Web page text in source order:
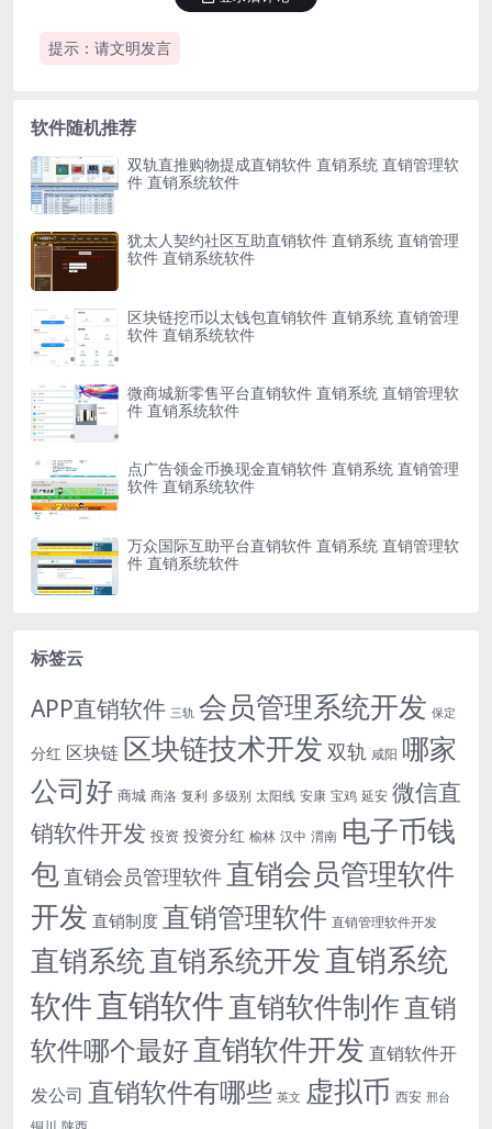
提示：请文明发言
软件随机推荐
双轨直推购物提成直销软件 直销系统 直销管理软
件 直销系统软件
犹太人契约社区互助直销软件 直销系统 直销管理
软件 直销系统软件
区块链挖币以太钱包直销软件 直销系统 直销管理
软件 直销系统软件
微商城新零售平台直销软件 直销系统 直销管理软
件 直销系统软件
点广告领金币换现金直销软件 直销系统 直销管理
软件 直销系统软件
万众国际互助平台直销软件 直销系统 直销管理软
件 直销系统软件
标签云
APP直销软件 三轨 会员管理系统开发 保定
分红 区块链 区块链技术开发 双轨 咸阳 哪家
公司好 商城 商洛 复利 多级别 太阳线 安康 宝鸡 延安 微信直
销软件开发 投资 投资分红 榆林 汉中 渭南 电子币钱
包 直销会员管理软件 直销会员管理软件
开发 直销制度 直销管理软件 直销管理软件开发
直销系统直销系统开发直销系统
软件直销软件直销软件制作直销
软件哪个最好直销软件开发 直销软件开
发公司 直销软件有哪些 英文 虚拟币 西安 邢台